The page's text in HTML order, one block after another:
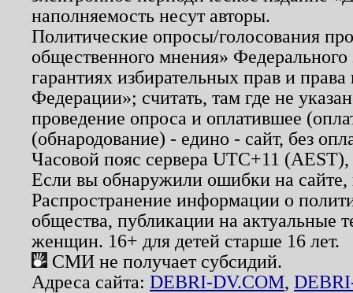
наполняемость несут авторы.
Политические опросы/голосования
общественного мнения»
гарантиях избирательных прав и
Федерации»; считать, там где не
проведение опроса и оплатившее
(обнародование) - едино - сайт, без
Часовой пояс сервера UTC+11
Если вы обнаружили ошибки на
Распространение информации о
общества, публикации на актуальные
женщин. 16+ для детей старше 16 лет.
СМИ не получает субсидий.
Адреса сайта: DEBRI-DV.COM,